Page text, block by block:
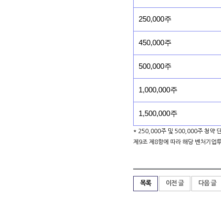
250,000주
450,000주
500,000주
1,000,000주
1,500,000주
* 250,000주 및 500,000주 청약 단
제9조 제8항에 따라 해당 벤처기업
목록 이전 글 다음 글